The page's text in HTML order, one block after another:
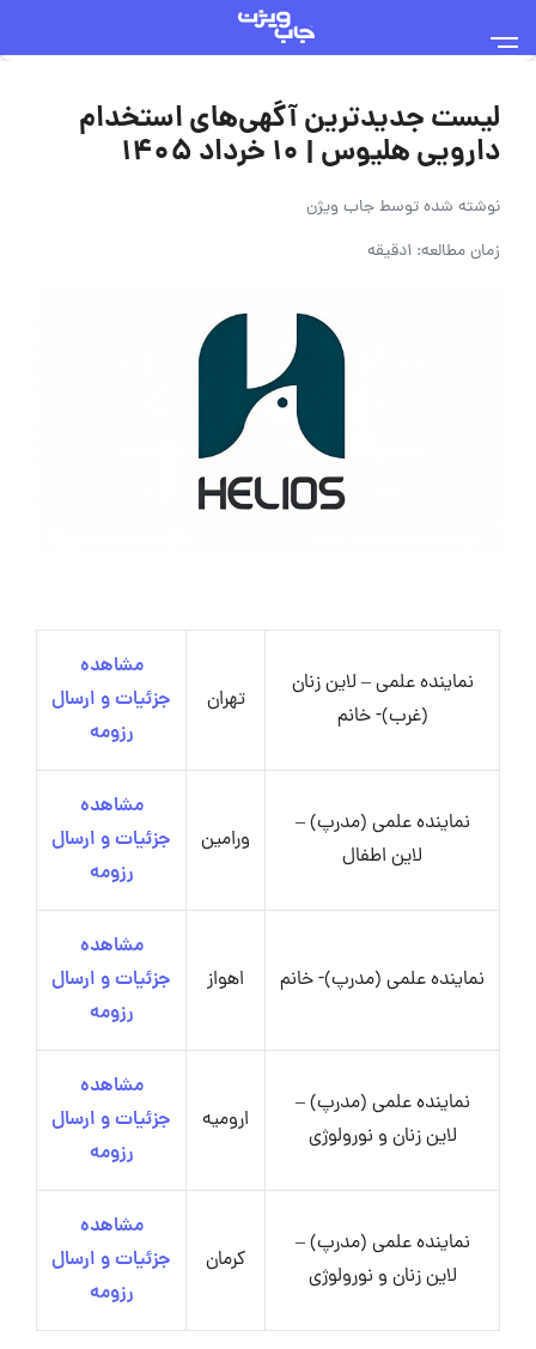
لیست جدیدترین آگهی‌های استخدام
دارویی هلیوس | ۱۰ خرداد ۱۴۰۵
نوشته شده توسطجاب ویژن
زمان مطالعه: 1دقیقه
نماینده علمی – لاین زنان
(غرب)- خانم
تهران
مشاهده
جزئیات و ارسال
رزومه
نماینده علمی (مدرپ) –
لاین اطفال
ورامین
مشاهده
جزئیات و ارسال
رزومه
نماینده علمی (مدرپ)- خانم اهواز
مشاهده
جزئیات و ارسال
رزومه
نماینده علمی (مدرپ) –
لاین زنان و نورولوژی
ارومیه
مشاهده
جزئیات و ارسال
رزومه
نماینده علمی (مدرپ) –
لاین زنان و نورولوژی
کرمان
مشاهده
جزئیات و ارسال
رزومه